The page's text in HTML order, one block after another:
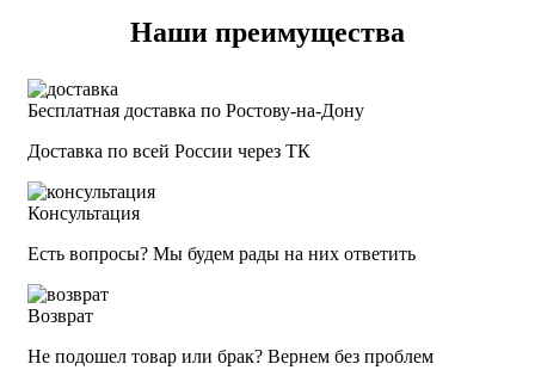
Наши преимущества
Бесплатная доставка по Ростову-на-Дону
Доставка по всей России через ТК
Консультация
Есть вопросы? Мы будем рады на них ответить
Возврат
Не подошел товар или брак? Вернем без проблем